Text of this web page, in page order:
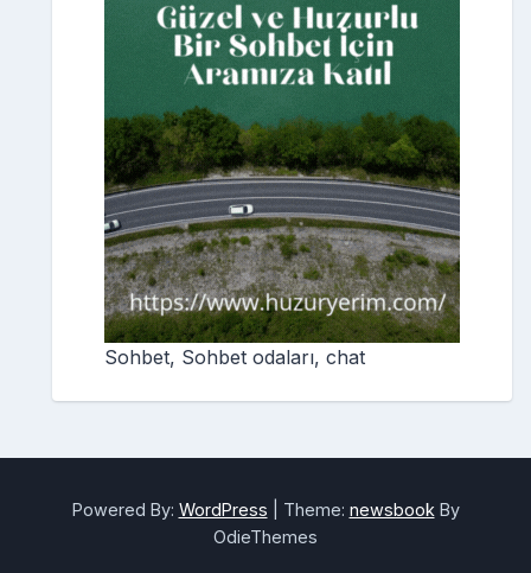
Sohbet, Sohbet odaları, chat
Powered By: WordPress Theme: newsbook By
OdieThemes